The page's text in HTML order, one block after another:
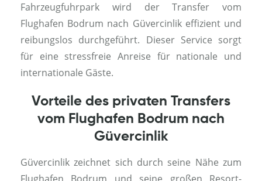
Fahrzeugfuhrpark wird der Transfer vom
Flughafen Bodrum nach Güvercinlik effizient und
reibungslos durchgeführt. Dieser Service sorgt
für eine stressfreie Anreise für nationale und
internationale Gäste.
Vorteile des privaten Transfers
vom Flughafen Bodrum nach
Güvercinlik
Güvercinlik zeichnet sich durch seine Nähe zum